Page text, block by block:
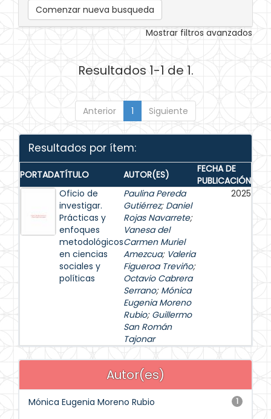
Comenzar nueva busqueda
Mostrar filtros avanzados
Resultados 1-1 de 1.
Anterior 1 Siguiente
Resultados por ítem:
PORTADATÍTULO AUTOR(ES)
FECHA DE
PUBLICACIÓN
Oficio de
investigar.
Prácticas y
enfoques
metodológicos
en ciencias
sociales y
políticas
Paulina Pereda
Gutiérrez; Daniel
Rojas Navarrete;
Vanesa del
Carmen Muriel
Amezcua; Valeria
Figueroa Treviño;
Octavio Cabrera
Serrano; Mónica
Eugenia Moreno
Rubio; Guillermo
San Román
Tajonar
2025
Autor(es)
1
Mónica Eugenia Moreno Rubio